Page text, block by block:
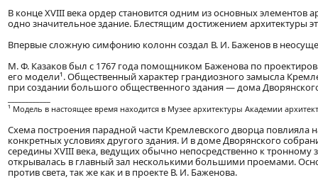
В конце XVIII века ордер становится одним из основных
одно значительное здание. Блестящим достижением архитектуры
Впервые сложную симфонию колонн создал В. И. Баженов в
М. Ф. Казаков был с 1767 года помощником Баженова по
его модели¹. Общественный характер грандиозного замысла
при создании большого общественного здания — дома
¹ Модель в настоящее время находится в Музее архитектуры Академии
Схема построения парадной части Кремлевского дворца
конкретных условиях другого здания. И в доме Дворянского
середины XVIII века, ведущих обычно непосредственно к
открывалась в главный зал несколькими большими проемами.
против света, так же как и в проекте В. И. Баженова.